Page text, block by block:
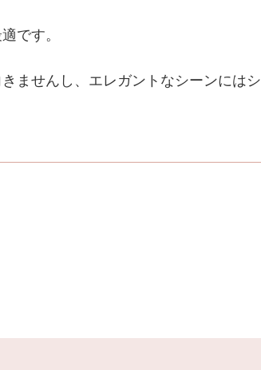
です。
ませんし、エレガントなシーンにはシ